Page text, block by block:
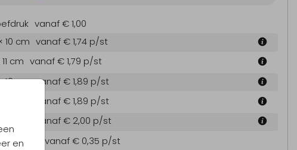
en
vanaf € 1,00
10 cm vanaf € 1,74 p/st
11 cm vanaf € 1,79 p/st
12 cm vanaf € 1,89 p/st
vanaf € 1,89 p/st
vanaf € 2,00 p/st
vanaf € 0,35 p/st